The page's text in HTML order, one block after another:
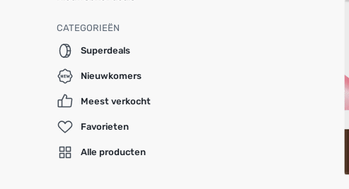
CATEGORIEËN
Superdeals
Nieuwkomers
Meest verkocht
Favorieten
Alle producten